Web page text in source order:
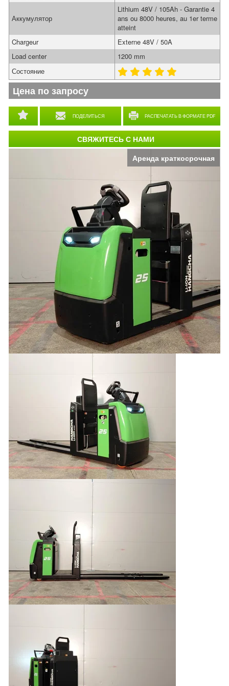
Аренда краткосрочная
ПОДЕЛИТЬСЯ РАСПЕЧАТАТЬ В ФОРМАТЕ PDF
Аккумулятор
Lithium 48V / 105Ah - Garantie 4
ans ou 8000 heures, au 1er terme
atteint
Chargeur
Externe 48V / 50A
Load center
1200 mm
Состояние
Цена по запросу
СВЯЖИТЕСЬ С НАМИ